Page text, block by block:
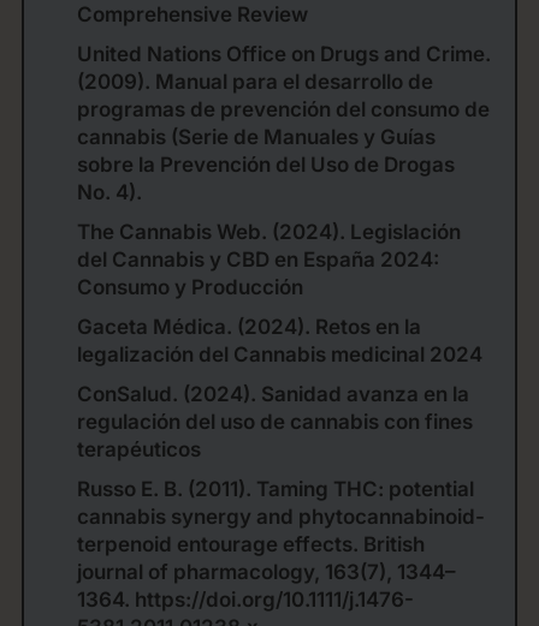
Comprehensive Review
United Nations Office on Drugs and Crime.
(2009). Manual para el desarrollo de
programas de prevención del consumo de
cannabis (Serie de Manuales y Guías
sobre la Prevención del Uso de Drogas
No. 4).
The Cannabis Web. (2024). Legislación
del Cannabis y CBD en España 2024:
Consumo y Producción
Gaceta Médica. (2024). Retos en la
legalización del Cannabis medicinal 2024
ConSalud. (2024). Sanidad avanza en la
regulación del uso de cannabis con fines
terapéuticos
Russo E. B. (2011). Taming THC: potential
cannabis synergy and phytocannabinoid-
terpenoid entourage effects. British
journal of pharmacology, 163(7), 1344–
1364. https://doi.org/10.1111/j.1476-